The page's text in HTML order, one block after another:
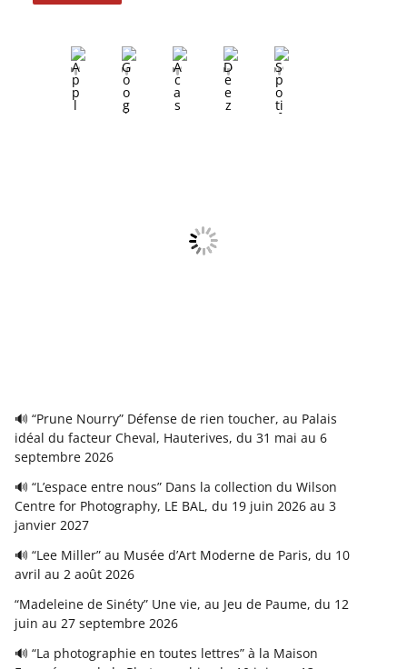
🔊 “Prune Nourry” Défense de rien toucher, au Palais
idéal du facteur Cheval, Hauterives, du 31 mai au 6
septembre 2026
🔊 “L’espace entre nous” Dans la collection du Wilson
Centre for Photography, LE BAL, du 19 juin 2026 au 3
janvier 2027
🔊 “Lee Miller” au Musée d’Art Moderne de Paris, du 10
avril au 2 août 2026
“Madeleine de Sinéty” Une vie, au Jeu de Paume, du 12
juin au 27 septembre 2026
🔊 “La photographie en toutes lettres” à la Maison